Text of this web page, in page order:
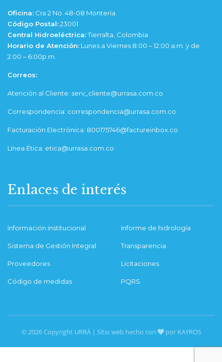
Oficina: Cra 2 No. 48-08 Montería.
Código Postal:23001
Central Hidroeléctrica:Tierralta, Colombia
Horario de Atención: Lunes a Viernes 8:00 – 12:00 a.m. y de
2:00 – 6:00p.m.
Correos:
Atención al Cliente: serv_cliente@urrasa.com.co
Correspondencia: correspondencia@urrasa.com.co
Facturación Electrónica: 800175746@factureinbox.co
Línea Ética: etica@urrasa.com.co
Enlaces de interés
Información institucional Informe de hidrología
Sistema de Gestión Integral Transparencia
Proveedores Licitaciones
Código de medidas PQRS
© 2026 Copyright URRÁ | Sitio web hecho con por KAYROS